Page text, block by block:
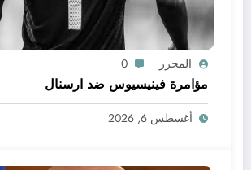
المحرر 0
مؤامرة فينيسيوس ضد ارسنال
أغسطس 6, 2026